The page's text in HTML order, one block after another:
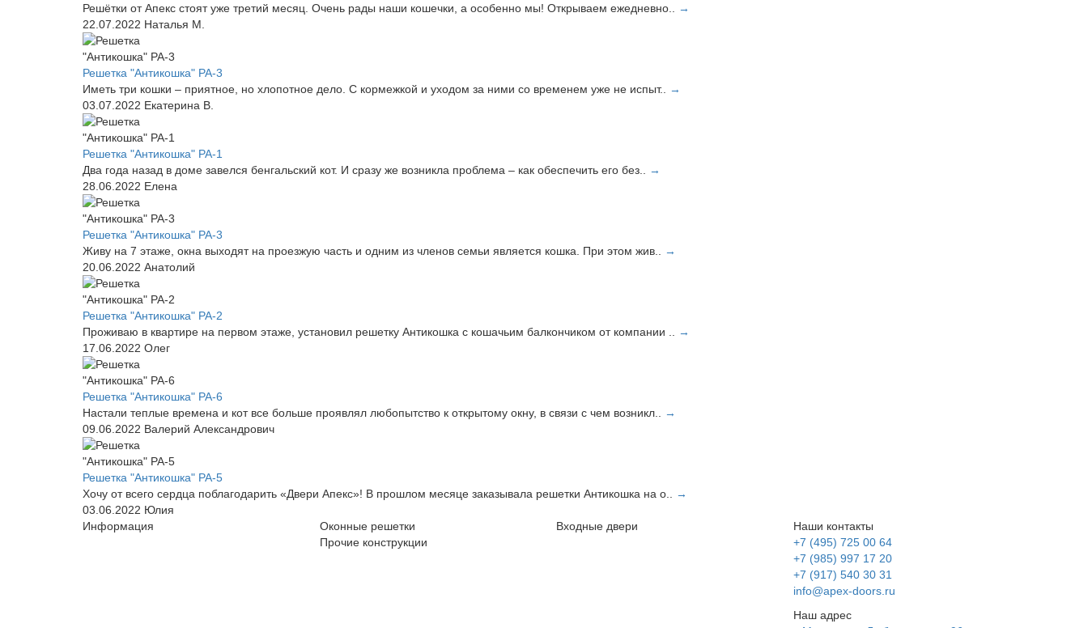
Решётки от Апекс стоят уже третий месяц. Очень рады наши кошечки, а особенно мы! Открываем ежедневно.. →
22.07.2022 Наталья М.
Решетка "Антикошка" РА-3
Иметь три кошки – приятное, но хлопотное дело. С кормежкой и уходом за ними со временем уже не испыт.. →
03.07.2022 Екатерина В.
Решетка "Антикошка" РА-1
Два года назад в доме завелся бенгальский кот. И сразу же возникла проблема – как обеспечить его без.. →
28.06.2022 Елена
Решетка "Антикошка" РА-3
Живу на 7 этаже, окна выходят на проезжую часть и одним из членов семьи является кошка. При этом жив.. →
20.06.2022 Анатолий
Решетка "Антикошка" РА-2
Проживаю в квартире на первом этаже, установил решетку Антикошка с кошачьим балкончиком от компании .. →
17.06.2022 Олег
Решетка "Антикошка" РА-6
Настали теплые времена и кот все больше проявлял любопытство к открытому окну, в связи с чем возникл.. →
09.06.2022 Валерий Александрович
Решетка "Антикошка" РА-5
Хочу от всего сердца поблагодарить «Двери Апекс»! В прошлом месяце заказывала решетки Антикошка на о.. →
03.06.2022 Юлия
Информация
Оконные решетки
Прочие конструкции
Входные двери
Наши контакты
+7 (495) 725 00 64
+7 (985) 997 17 20
+7 (917) 540 30 31
info@apex-doors.ru
Наш адрес